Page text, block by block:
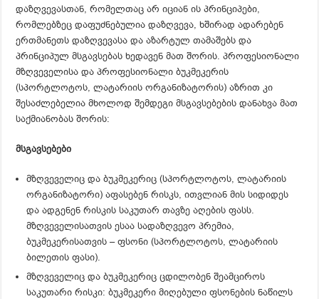
დაზღვევასთან, რომელთაც არ იციან ის პრინციპები,
რომლებზეც დაფუძნებულია დაზღვევა, ხშირად ადარებენ
ერთმანეთს დაზღვევასა და აზარტულ თამაშებს და
პრინციპულ მსგავსებას ხედავენ მათ შორის. პროფესიონალი
მზღვეველისა და პროფესიონალი ბუკმეკერის
(სპორტლოტოს, ლატარიის ორგანიზატორის) აზრით კი
შესაძლებელია მხოლოდ შემდეგი მსგავსებების დანახვა მათ
საქმიანობას შორის:
მსგავსებები
მზღვეველიც და ბუკმეკერიც (სპორტლოტოს, ლატარიის
ორგანიზატორი) აფასებენ რისკს, ითვლიან მის სიდიდეს
და ადგენენ რისკის საკუთარ თავზე აღების ფასს.
მზღვეველისათვის ესაა სადაზღვევო პრემია,
ბუკმეკერისათვის – ფსონი (სპორტლოტოს, ლატარიის
ბილეთის ფასი).
მზღვეველიც და ბუკმეკერიც ცდილობენ შეამციროს
საკუთარი რისკი: ბუკმეკერი მიღებული ფსონების ნაწილს